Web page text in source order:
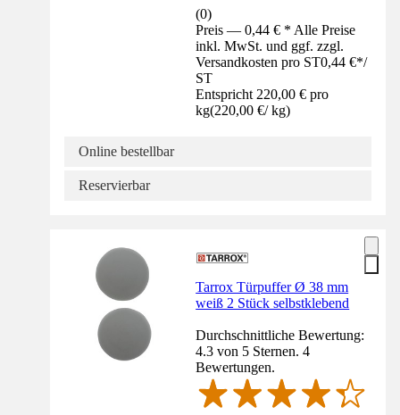
(0)
Preis — 0,44 € * Alle Preise
inkl. MwSt. und ggf. zzgl.
Versandkosten pro ST0,44 €*/
ST
Entspricht 220,00 € pro
kg(220,00 €/ kg)
Online bestellbar
Reservierbar
Tarrox Türpuffer Ø 38 mm
weiß 2 Stück selbstklebend
Durchschnittliche Bewertung:
4.3 von 5 Sternen. 4
Bewertungen.